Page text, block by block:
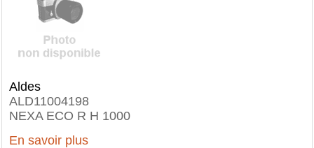
Aldes
ALD11004198
NEXA ECO R H 1000
En savoir plus